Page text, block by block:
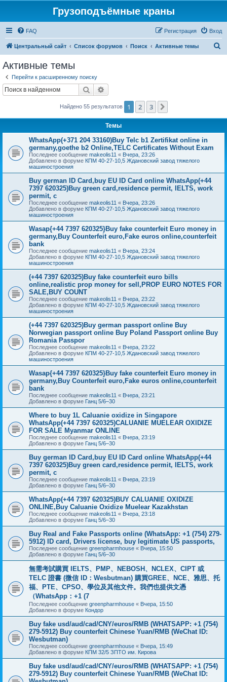
Грузоподъёмные краны
FAQ Вход
Регистрация
Центральный сайт Список форумов Поиск Активные темы
Активные темы
Перейти к расширенному поиску
Поиск
Найдено 55 результатов 1 2 3
Темы
WhatsApp(+371 204 33160)Buy Telc b1 Zertifikat online in
germany,goethe b2 Online,TELC Certificates Without Exam
Последнее сообщение makeolis11 « Вчера, 23:26
Добавлено в форуме КПМ 40-27-10,5 Ждановский завод тяжелого
машиностроения
Buy german ID Card,buy EU ID Card online WhatsApp(+44
7397 620325)Buy green card,residence permit, IELTS, work
permit, c
Последнее сообщение makeolis11 « Вчера, 23:26
Добавлено в форуме КПМ 40-27-10,5 Ждановский завод тяжелого
машиностроения
Wasap{+44 7397 620325}Buy fake counterfeit Euro money in
germany,Buy Counterfeit euro,Fake euros online,counterfeit
bank
Последнее сообщение makeolis11 « Вчера, 23:24
Добавлено в форуме КПМ 40-27-10,5 Ждановский завод тяжелого
машиностроения
(+44 7397 620325)Buy fake counterfeit euro bills
online,realistic prop money for sell,PROP EURO NOTES FOR
SALE,BUY COUNT
Последнее сообщение makeolis11 « Вчера, 23:22
Добавлено в форуме КПМ 40-27-10,5 Ждановский завод тяжелого
машиностроения
(+44 7397 620325)Buy german passport online Buy
Norwegian passport online Buy Poland Passport online Buy
Romania Passpor
Последнее сообщение makeolis11 « Вчера, 23:22
Добавлено в форуме КПМ 40-27-10,5 Ждановский завод тяжелого
машиностроения
Wasap{+44 7397 620325}Buy fake counterfeit Euro money in
germany,Buy Counterfeit euro,Fake euros online,counterfeit
bank
Последнее сообщение makeolis11 « Вчера, 23:21
Добавлено в форуме Ганц 5/6–30
Where to buy 1L Caluanie oxidize in Singapore
WhatsApp(+44 7397 620325)CALUANIE MUELEAR OXIDIZE
FOR SALE Myanmar ONLINE
Последнее сообщение makeolis11 « Вчера, 23:19
Добавлено в форуме Ганц 5/6–30
Buy german ID Card,buy EU ID Card online WhatsApp(+44
7397 620325)Buy green card,residence permit, IELTS, work
permit, c
Последнее сообщение makeolis11 « Вчера, 23:19
Добавлено в форуме Ганц 5/6–30
WhatsApp(+44 7397 620325)BUY CALUANIE OXIDIZE
ONLINE,Buy Caluanie Oxidize Muelear Kazakhstan
Последнее сообщение makeolis11 « Вчера, 23:18
Добавлено в форуме Ганц 5/6–30
Buy Real and Fake Passports online (WhatsApp: +1 (754) 279-
5912) ID card, Drivers license, buy legitimate US passports,
Последнее сообщение greenpharmhouse « Вчера, 15:50
Добавлено в форуме Ганц 5/6–30
無需考試購買 IELTS、PMP、NEBOSH、NCLEX、CIPT 或
TELC 證書 (微信 ID：Wesbutman) 購買GREE、NCE、雅思、托
福、PTE、CPSO、學位及其他文件。我們也提供文憑
（WhatsApp：+1 (7
Последнее сообщение greenpharmhouse « Вчера, 15:50
Добавлено в форуме Кондор
Buy fake usd/aud/cad/CNY/euros/RMB (WHATSAPP: +1 (754)
279-5912) Buy counterfeit Chinese Yuan/RMB (WeChat ID:
Wesbutman)
Последнее сообщение greenpharmhouse « Вчера, 15:49
Добавлено в форуме КПМ 32/5 ЗПТО им. Кирова
Buy fake usd/aud/cad/CNY/euros/RMB (WHATSAPP: +1 (754)
279-5912) Buy counterfeit Chinese Yuan/RMB (WeChat ID: